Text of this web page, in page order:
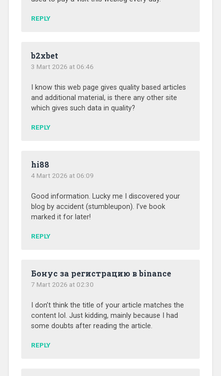
REPLY
b2xbet
3 Mart 2026 at 06:46
I know this web page gives quality based articles
and additional material, is there any other site
which gives such data in quality?
REPLY
hi88
4 Mart 2026 at 06:09
Good information. Lucky me I discovered your
blog by accident (stumbleupon). I’ve book
marked it for later!
REPLY
Бонус за регистрацию в binance
7 Mart 2026 at 02:30
I don’t think the title of your article matches the
content lol. Just kidding, mainly because I had
some doubts after reading the article.
REPLY